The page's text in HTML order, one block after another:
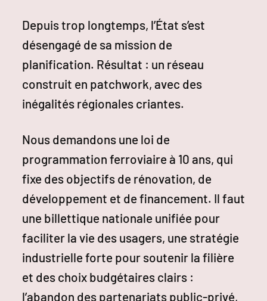
Depuis trop longtemps, l’État s’est
désengagé de sa mission de
planification. Résultat : un réseau
construit en patchwork, avec des
inégalités régionales criantes.
Nous demandons une loi de
programmation ferroviaire à 10 ans, qui
fixe des objectifs de rénovation, de
développement et de financement. Il faut
une billettique nationale unifiée pour
faciliter la vie des usagers, une stratégie
industrielle forte pour soutenir la filière
et des choix budgétaires clairs :
l’abandon des partenariats public-privé,